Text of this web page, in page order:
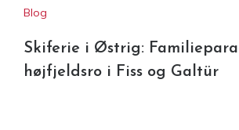
Blog
Skiferie i Østrig:
højfjeldsro i Fiss og Galtür